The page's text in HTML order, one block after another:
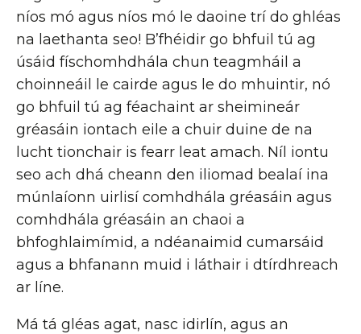
níos mó agus níos mó le daoine trí do ghléas
na laethanta seo! B’fhéidir go bhfuil tú ag
úsáid físchomhdhála chun teagmháil a
choinneáil le cairde agus le do mhuintir, nó
go bhfuil tú ag féachaint ar sheimineár
gréasáin iontach eile a chuir duine de na
lucht tionchair is fearr leat amach. Níl iontu
seo ach dhá cheann den iliomad bealaí ina
múnlaíonn uirlisí comhdhála gréasáin agus
comhdhála gréasáin an chaoi a
bhfoghlaimímid, a ndéanaimid cumarsáid
agus a bhfanann muid i láthair i dtírdhreach
ar líne.
Má tá gléas agat, nasc idirlín, agus an